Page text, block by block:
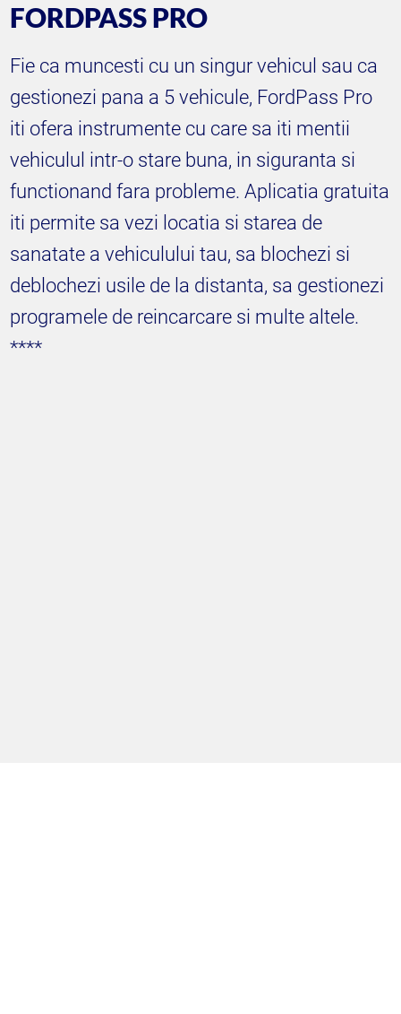
FORDPASS PRO
Fie ca muncesti cu un singur vehicul sau ca
gestionezi pana a 5 vehicule, FordPass Pro
iti ofera instrumente cu care sa iti mentii
vehiculul intr-o stare buna, in siguranta si
functionand fara probleme. Aplicatia gratuita
iti permite sa vezi locatia si starea de
sanatate a vehiculului tau, sa blochezi si
deblochezi usile de la distanta, sa gestionezi
programele de reincarcare si multe altele.
****